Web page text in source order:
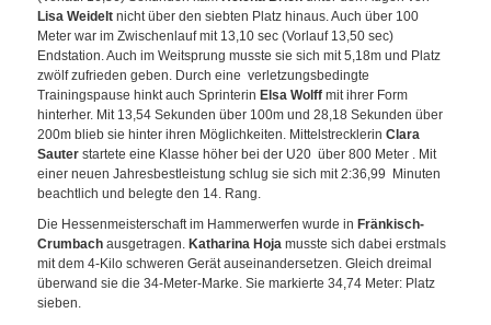
Lisa Weidelt nicht über den siebten Platz hinaus. Auch über 100
Meter war im Zwischenlauf mit 13,10 sec (Vorlauf 13,50 sec)
Endstation. Auch im Weitsprung musste sie sich mit 5,18m und Platz
zwölf zufrieden geben. Durch eine verletzungsbedingte
Trainingspause hinkt auch Sprinterin Elsa Wolff mit ihrer Form
hinterher. Mit 13,54 Sekunden über 100m und 28,18 Sekunden über
200m blieb sie hinter ihren Möglichkeiten. Mittelstrecklerin Clara
Sauter startete eine Klasse höher bei der U20 über 800 Meter . Mit
einer neuen Jahresbestleistung schlug sie sich mit 2:36,99 Minuten
beachtlich und belegte den 14. Rang.
Die Hessenmeisterschaft im Hammerwerfen wurde in Fränkisch-
Crumbach ausgetragen. Katharina Hoja musste sich dabei erstmals
mit dem 4-Kilo schweren Gerät auseinandersetzen. Gleich dreimal
überwand sie die 34-Meter-Marke. Sie markierte 34,74 Meter: Platz
sieben.